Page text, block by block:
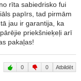
rīta sabiedrisko fui
papīrs, tad pirmām
jau ir garantija, ka
priekšnieķeļi arī
pakaļas!
0 0 Atbildēt